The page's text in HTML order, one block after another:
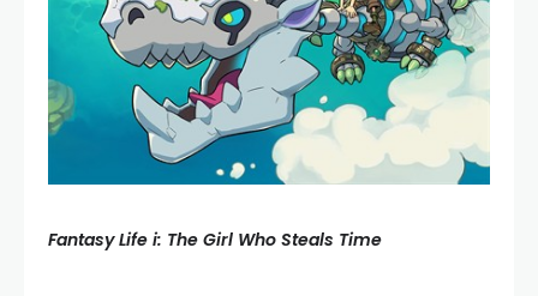
Fantasy Life i: The Girl Who Steals Time